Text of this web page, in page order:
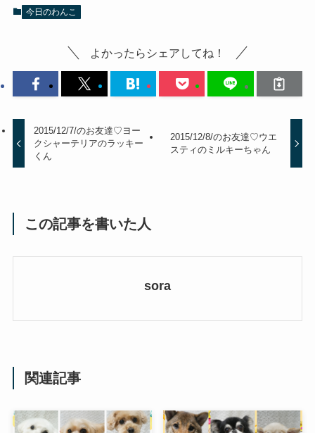
今日のわんこ
よかったらシェアしてね！
2015/12/7/のお友達♡ヨー
クシャーテリアのラッキー
くん
2015/12/8/のお友達♡ウエ
スティのミルキーちゃん
この記事を書いた人
sora
関連記事